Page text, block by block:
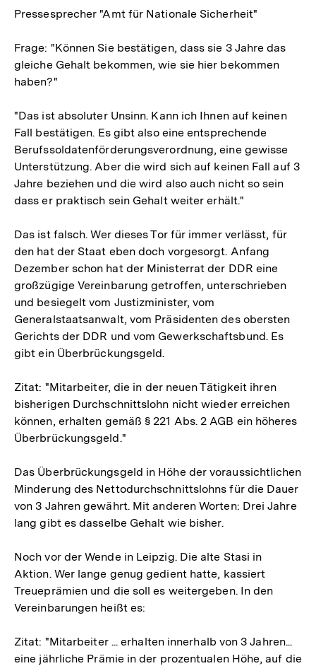
Pressesprecher "Amt für Nationale Sicherheit"
Frage: "Können Sie bestätigen, dass sie 3 Jahre das
gleiche Gehalt bekommen, wie sie hier bekommen
haben?"
"Das ist absoluter Unsinn. Kann ich Ihnen auf keinen
Fall bestätigen. Es gibt also eine entsprechende
Berufssoldatenförderungsverordnung, eine gewisse
Unterstützung. Aber die wird sich auf keinen Fall auf 3
Jahre beziehen und die wird also auch nicht so sein
dass er praktisch sein Gehalt weiter erhält."
Das ist falsch. Wer dieses Tor für immer verlässt, für
den hat der Staat eben doch vorgesorgt. Anfang
Dezember schon hat der Ministerrat der DDR eine
großzügige Vereinbarung getroffen, unterschrieben
und besiegelt vom Justizminister, vom
Generalstaatsanwalt, vom Präsidenten des obersten
Gerichts der DDR und vom Gewerkschaftsbund. Es
gibt ein Überbrückungsgeld.
Zitat: "Mitarbeiter, die in der neuen Tätigkeit ihren
bisherigen Durchschnittslohn nicht wieder erreichen
können, erhalten gemäß § 221 Abs. 2 AGB ein höheres
Überbrückungsgeld."
Das Überbrückungsgeld in Höhe der voraussichtlichen
Minderung des Nettodurchschnittslohns für die Dauer
von 3 Jahren gewährt. Mit anderen Worten: Drei Jahre
lang gibt es dasselbe Gehalt wie bisher.
Noch vor der Wende in Leipzig. Die alte Stasi in
Aktion. Wer lange genug gedient hatte, kassiert
Treueprämien und die soll es weitergeben. In den
Vereinbarungen heißt es:
Zitat: "Mitarbeiter ... erhalten innerhalb von 3 Jahren...
eine jährliche Prämie in der prozentualen Höhe, auf die